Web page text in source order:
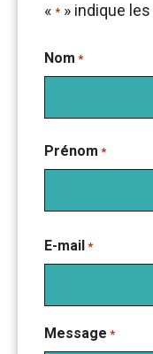
« * » indique
Nom *
Prénom *
E-mail *
Message *